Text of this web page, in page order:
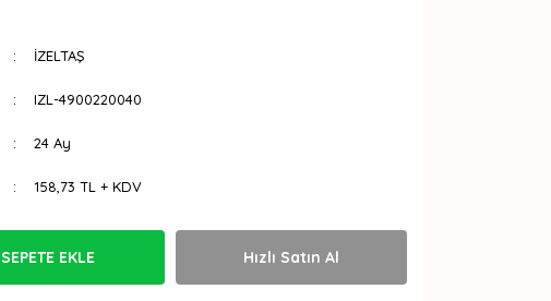
İZELTAŞ
IZL-4900220040
24 Ay
158,73 TL + KDV
SEPETE EKLE Hızlı Satın Al